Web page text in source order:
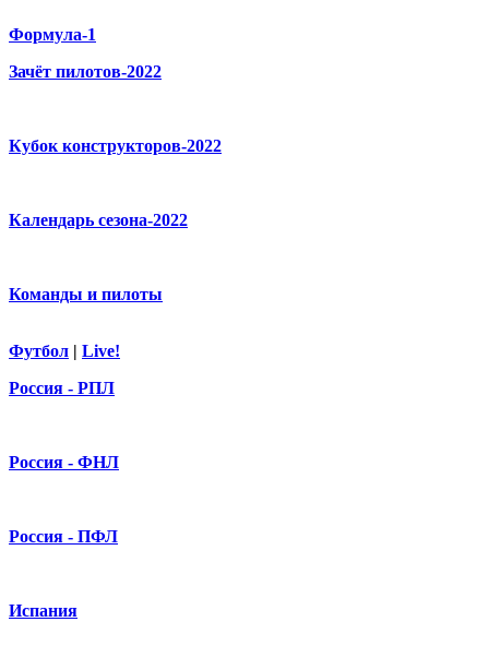
Формула-1
Зачёт пилотов-2022
Кубок конструкторов-2022
Календарь сезона-2022
Команды и пилоты
Футбол | Live!
Россия - РПЛ
Россия - ФНЛ
Россия - ПФЛ
Испания